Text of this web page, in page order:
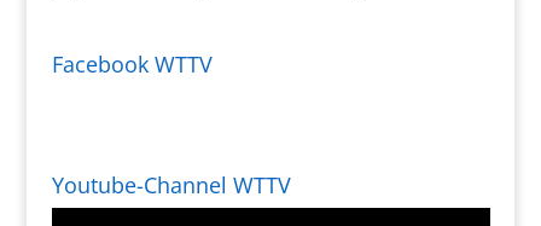
Facebook WTTV
Youtube-Channel WTTV